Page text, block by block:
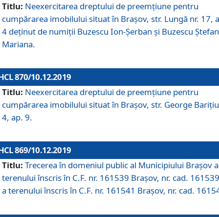
Titlu: Neexercitarea dreptului de preemţiune pentru
cumpărarea imobilului situat în Braşov, str. Lungă nr. 17,
4 deţinut de numiţii Buzescu Ion-Şerban și Buzescu
Mariana.
870/10.12.2019
Titlu: Neexercitarea dreptului de preemţiune pentru
cumpărarea imobilului situat în Braşov, str. George
4, ap. 9.
869/10.12.2019
Titlu: Trecerea în domeniul public al Municipiului Braşov a
terenului înscris în C.F. nr. 161539 Brașov, nr. cad.
a terenului înscris în C.F. nr. 161541 Brașov, nr. cad.